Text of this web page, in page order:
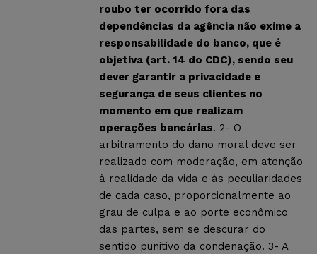
roubo ter ocorrido fora das
dependências da agência não exime a
responsabilidade do banco, que é
objetiva (art. 14 do CDC), sendo seu
dever garantir a privacidade e
segurança de seus clientes no
momento em que realizam
operações bancárias. 2- O
arbitramento do dano moral deve ser
realizado com moderação, em atenção
à realidade da vida e às peculiaridades
de cada caso, proporcionalmente ao
grau de culpa e ao porte econômico
das partes, sem se descurar do
sentido punitivo da condenação. 3- A